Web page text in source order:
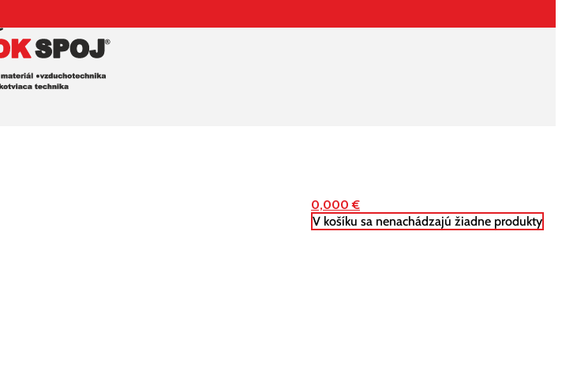
0,000€
V košíku sa nenachádzajú žiadne produkty